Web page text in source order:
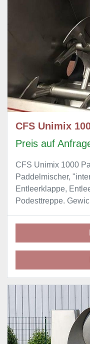
CFS Unimix
Preis auf
CFS Unimix 1000
Paddelmischer,
Entleerklappe,
Podesttreppe.